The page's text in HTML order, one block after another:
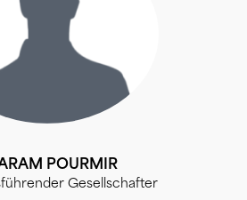
POURMIR
Gesellschafter